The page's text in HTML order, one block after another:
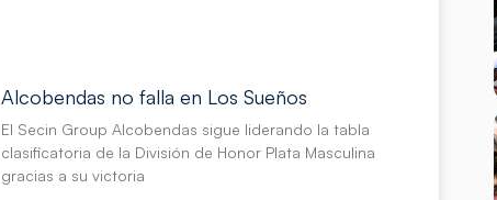
Alcobendas no falla en Los Sueños
El Secin Group Alcobendas sigue liderando la tabla
clasificatoria de la División de Honor Plata Masculina
gracias a su victoria